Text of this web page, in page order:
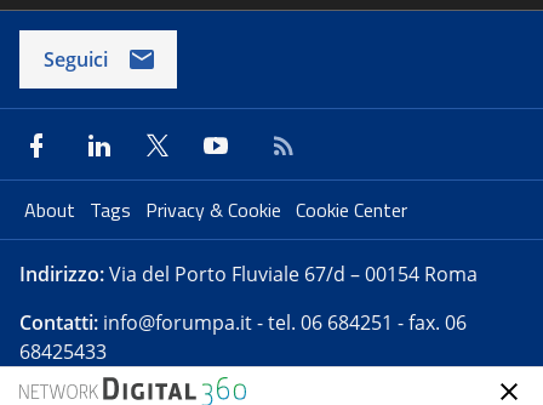
Seguici
About Tags Privacy & Cookie Cookie Center
Indirizzo:Via del Porto Fluviale 67/d – 00154 Roma
Contatti: info@forumpa.it- tel. 06 684251 - fax. 06
68425433